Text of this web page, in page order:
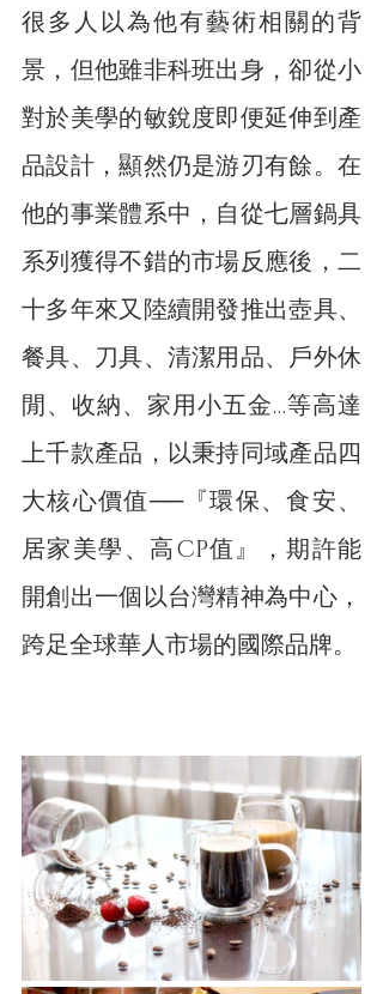
很多人以為他有藝術相關的背
景，但他雖非科班出身，卻從小
對於美學的敏銳度即便延伸到產
品設計，顯然仍是游刃有餘。在
他的事業體系中，自從七層鍋具
系列獲得不錯的市場反應後，二
十多年來又陸續開發推出壺具、
餐具、刀具、清潔用品、戶外休
閒、收納、家用小五金…等高達
上千款產品，以秉持同域產品四
大核心價值──『環保、食安、
居家美學、高CP值』，期許能
開創出一個以台灣精神為中心，
跨足全球華人市場的國際品牌。